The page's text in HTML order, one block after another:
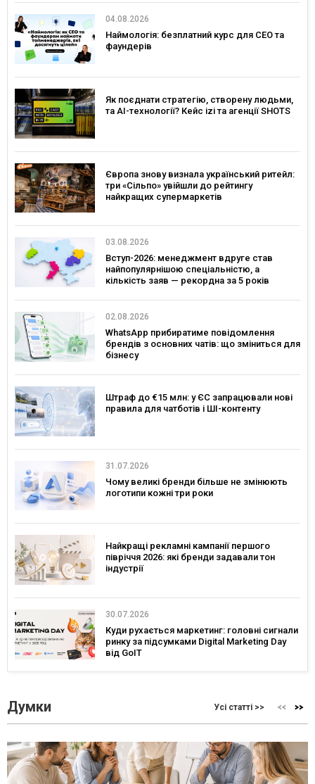
04.08.2026
Наймологія: безплатний курс для CEO та
фаундерів
Як поєднати стратегію, створену людьми,
та AI-технології? Кейс izi та агенції SHOTS
Європа знову визнала український ритейл:
три «Сільпо» увійшли до рейтингу
найкращих супермаркетів
03.08.2026
Вступ-2026: менеджмент вдруге став
найпопулярнішою спеціальністю, а
кількість заяв — рекордна за 5 років
02.08.2026
WhatsApp прибиратиме повідомлення
брендів з основних чатів: що зміниться для
бізнесу
Штраф до €15 млн: у ЄС запрацювали нові
правила для чатботів і ШІ-контенту
31.07.2026
Чому великі бренди більше не змінюють
логотипи кожні три роки
Найкращі рекламні кампанії першого
півріччя 2026: які бренди задавали тон
індустрії
30.07.2026
Куди рухається маркетинг: головні сигнали
ринку за підсумками Digital Marketing Day
від GoIT
Думки Усі статті >>